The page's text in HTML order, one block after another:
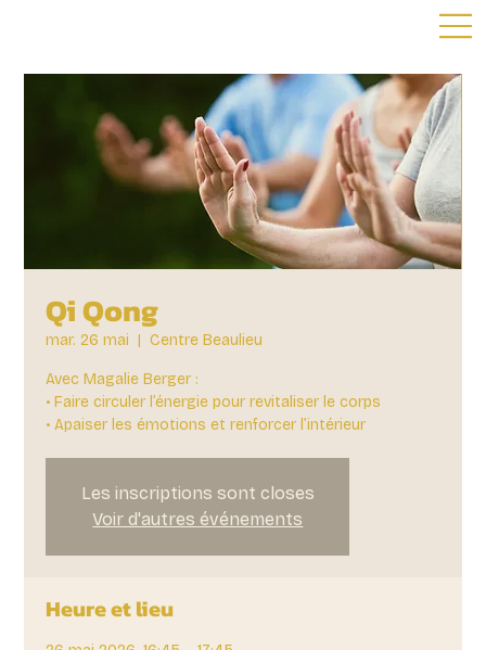
Qi Qong
mar. 26 mai
  |
Centre Beaulieu
Avec Magalie Berger :
• Faire circuler l’énergie pour revitaliser le corps
• Apaiser les émotions et renforcer l’intérieur
Les inscriptions sont closes
Voir d'autres événements
Heure et lieu